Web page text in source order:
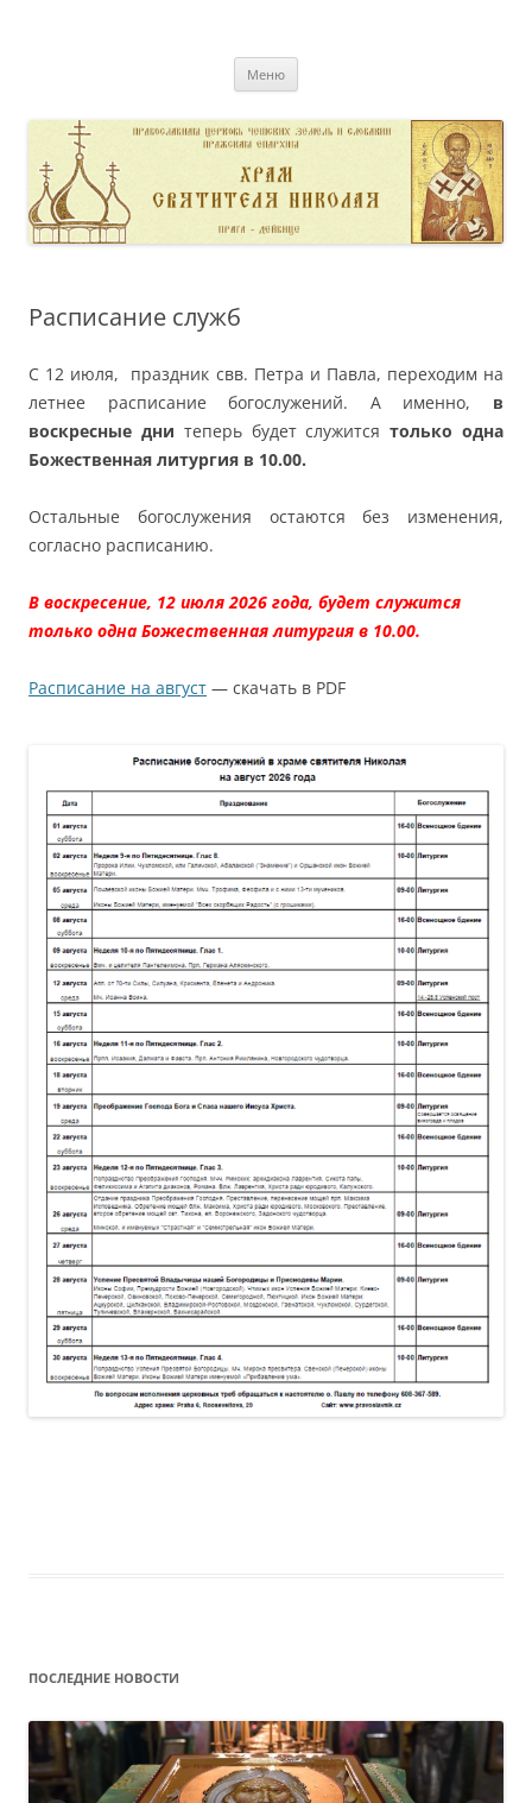
Меню
Расписание служб
С 12 июля, праздник свв. Петра и Павла, переходим на
летнее расписание богослужений. А именно, в
воскресные дни теперь будет служитсятолько одна
Божественная литургия в 10.00.
Остальные богослужения остаются без изменения,
согласно расписанию.
В воскресение, 12 июля 2026 года, будет служится
только одна Божественная литургия в 10.00.
Расписание на август — скачать в PDF
ПОСЛЕДНИЕ НОВОСТИ